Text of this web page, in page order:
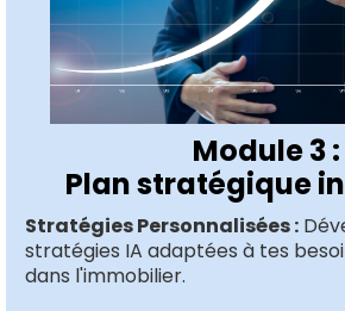
Module 3 :
Plan stratégique
Stratégies Personnalisées :
stratégies IA adaptées à tes
dans l'immobilier.